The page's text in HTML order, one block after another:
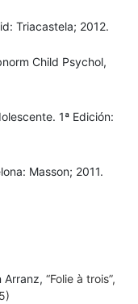
Triacastela; 2012.
Child Psychol,
1ª Edición:
Masson; 2011.
Arranz, “Folie à trois”,